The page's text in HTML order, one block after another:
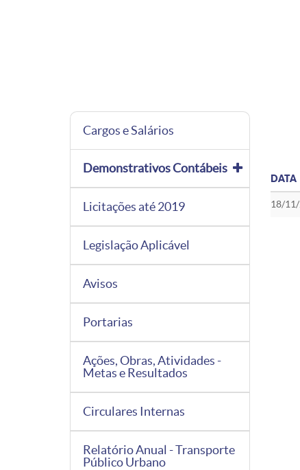
Cargos e Salários
Demonstrativos Contábeis
Licitações até 2019
Legislação Aplicável
Avisos
Portarias
Ações, Obras, Atividades -
Metas e Resultados
Circulares Internas
Relatório Anual - Transporte
Público Urbano
DATA
18/